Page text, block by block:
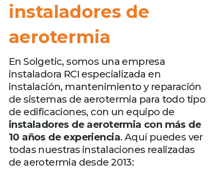
instaladores de
aerotermia
En Solgetic, somos una empresa
instaladora RCI especializada en
instalación, mantenimiento y reparación
de sistemas de aerotermia para todo tipo
de edificaciones, con un equipo de
instaladores de aerotermia con más de
10 años de experiencia. Aquí puedes ver
todas nuestras instalaciones realizadas
de aerotermia desde 2013: